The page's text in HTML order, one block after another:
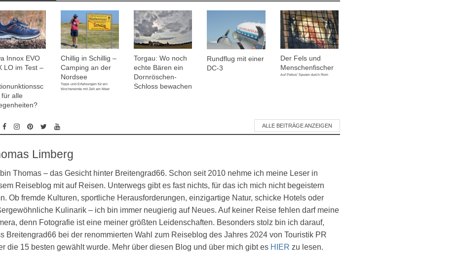
Innox EVO
LO im Test –
für alle
Chillig in Schillig –
Camping an der
Nordsee
Tipps und Erfahrungen für ein
Wochenende mit Zelt am Meer
Torgau: Wo noch
echte Bären ein
Dornröschen-
Schloss bewachen
Rundflug mit einer
DC-3
Der Fels und
Menschenfischer
Auf Petrus' Spuren durch Rom
ALLE BEITRÄGE ANZEIGEN
Limberg
bin Thomas – das Gesicht hinter Breitengrad66. Schon seit 2010 nehme ich meine Leser in
Reiseblog mit auf Reisen. Unterwegs gibt es fast nichts, für das ich mich nicht begeistern
Ob fremde Kulturen, sportliche Herausforderungen, einzigartige Natur, schicke Hotels oder
Kulinarik – ich bin immer neugierig auf Neues. Auf keiner Reise fehlen darf meine
denn Fotografie ist eine meiner größten Leidenschaften. Besonders stolz bin ich darauf,
Breitengrad66 bei der renommierten Wahl zum Reiseblog des Jahres 2024 von Touristik PR
die 15 besten gewählt wurde. Mehr über diesen Blog und über mich gibt es HIER zu lesen.